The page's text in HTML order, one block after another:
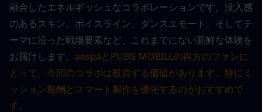
融合したエネルギッシュなコラボレーションです。没入感
のあるスキン、ボイスライン、ダンスエモート、そしてテ
ーマに沿った戦場要素など、これまでにない新鮮な体験を
お届けします。 aespaとPUBG MOBILEの両方のファンに
とって、今回のコラボは投資する価値があります。特にミ
ッション報酬とスマート製作を優先するのがおすすめで
す。